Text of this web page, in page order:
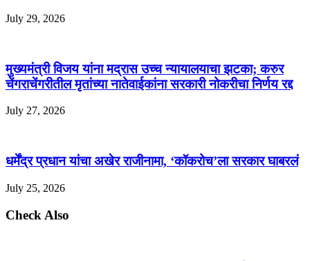
July 29, 2026
मुख्यमंत्री विजय यांना मद्रास उच्च न्यायालयाचा झटका; करुर
चेंगराचेंगरीतील मृतांच्या नातेवाईकांना सरकारी नोकरीचा निर्णय रद्द
July 27, 2026
धर्मेंद्र प्रधान यांचा अखेर राजीनामा, ‘कॉकरोच’ला सरकार घाबरलं
July 25, 2026
Check Also